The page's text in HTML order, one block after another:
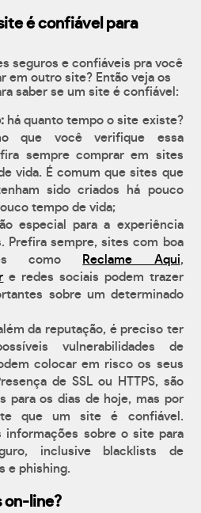
é confiável para
seguros e confiáveis pra você
em outro site? Então veja os
saber se um site é confiável:
há quanto tempo o site existe?
que você verifique essa
sempre comprar em sites
vida. É comum que sites que
sido criados há pouco
tempo de vida;
especial para a experiência
Prefira sempre, sites com boa
como
Reclame Aqui,
e redes sociais podem trazer
sobre um determinado
da reputação, é preciso ter
vulnerabilidades de
colocar em risco os seus
de SSL ou HTTPS, são
para os dias de hoje, mas por
que um site é confiável.
informações sobre o site para
inclusive blacklists de
e phishing.
on-line?